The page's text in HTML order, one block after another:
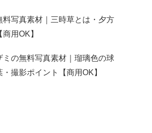
料写真素材｜三時草とは・夕方
用OK】
ミの無料写真素材｜瑠璃色の球
撮影ポイント【商用OK】